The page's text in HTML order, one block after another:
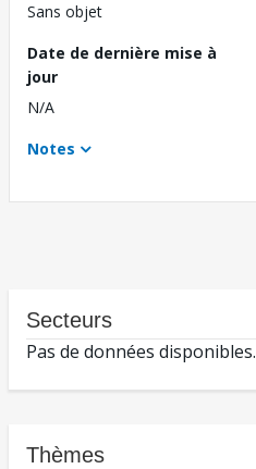
Sans objet
Date de dernière mise à
jour
N/A
Notes
Secteurs
Pas de données disponibles.
Thèmes